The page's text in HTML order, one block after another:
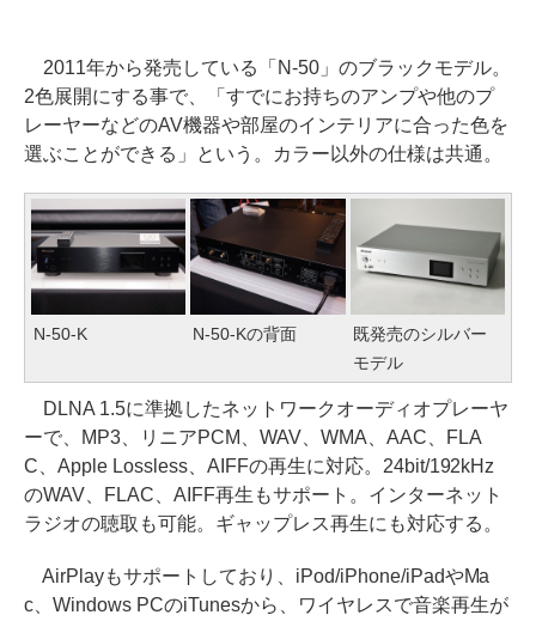
2011年から発売している「N-50」のブラックモデル。
2色展開にする事で、「すでにお持ちのアンプや他のプ
レーヤーなどのAV機器や部屋のインテリアに合った色を
選ぶことができる」という。カラー以外の仕様は共通。
N-50-K N-50-Kの背面
既発売のシルバー
モデル
DLNA 1.5に準拠したネットワークオーディオプレーヤ
ーで、MP3、リニアPCM、WAV、WMA、AAC、FLA
C、Apple Lossless、AIFFの再生に対応。24bit/192kHz
のWAV、FLAC、AIFF再生もサポート。インターネット
ラジオの聴取も可能。ギャップレス再生にも対応する。
AirPlayもサポートしており、iPod/iPhone/iPadやMa
c、Windows PCのiTunesから、ワイヤレスで音楽再生が